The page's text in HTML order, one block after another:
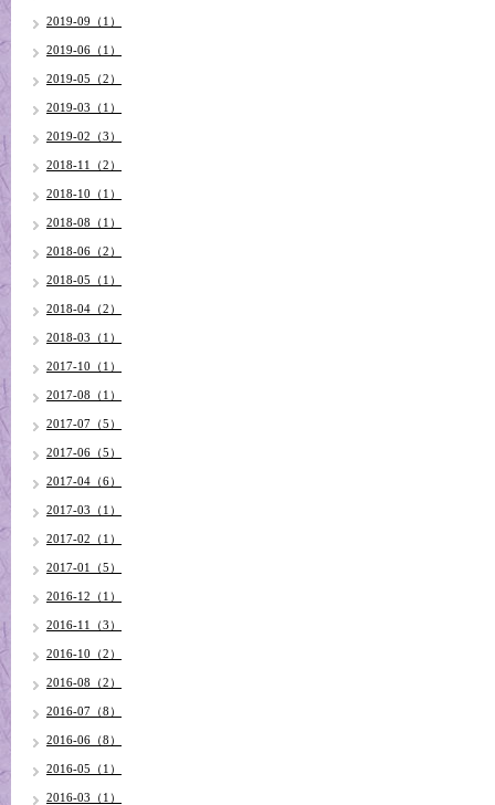
2019-09（1）
2019-06（1）
2019-05（2）
2019-03（1）
2019-02（3）
2018-11（2）
2018-10（1）
2018-08（1）
2018-06（2）
2018-05（1）
2018-04（2）
2018-03（1）
2017-10（1）
2017-08（1）
2017-07（5）
2017-06（5）
2017-04（6）
2017-03（1）
2017-02（1）
2017-01（5）
2016-12（1）
2016-11（3）
2016-10（2）
2016-08（2）
2016-07（8）
2016-06（8）
2016-05（1）
2016-03（1）